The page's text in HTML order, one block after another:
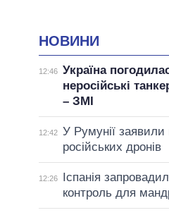
НОВИНИ
12:46 Україна
неросійські
– ЗМІ
12:42 У Румунії заявили
російських дронів
12:26
Іспанія
контроль для